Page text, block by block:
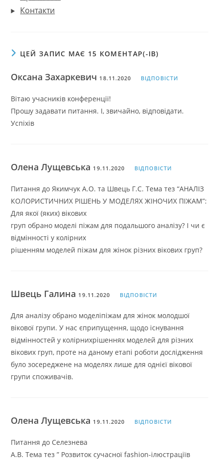
Контакти
ЦЕЙ ЗАПИС МАЄ 15 КОМЕНТАР(-ІВ)
Оксана Захаркевич 18.11.2020 ВІДПОВІСТИ
Вітаю учасників конференції!
Прошу задавати питання. І, звичайно, відповідати.
Успіхів
Олена Лущевська 19.11.2020 ВІДПОВІСТИ
Питання до Якимчук А.О. та Швець Г.С. Тема тез “АНАЛІЗ
КОЛОРИСТИЧНИХ РІШЕНЬ У МОДЕЛЯХ ЖІНОЧИХ ПІЖАМ”:
Для якої (яких) вікових
груп обрано моделі піжам для подальшого аналізу? І чи є
відмінності у колірних
рішенням моделей піжам для жінок різних вікових груп?
Швець Галина 19.11.2020 ВІДПОВІСТИ
Для аналізу обрано моделіпіжам для жінок молодшої
вікової групи. У нас єприпущення, щодо існування
відмінностей у колірнихрішеннях моделей для різних
вікових груп, проте на даному етапі роботи дослідження
було зосереджене на моделях лише для однієї вікової
групи споживачів.
Олена Лущевська 19.11.2020 ВІДПОВІСТИ
Питання до Селезнева
А.В. Тема тез ” Розвиток сучасної fashion-ілюстраціїв